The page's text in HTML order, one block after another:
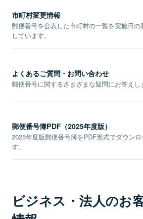
市町村変更情報
郵便番号を公表した市町村の一覧を実施日
しています。
よくあるご質問・お問い合わせ
郵便番号に関するさまざまな疑問にお答えし
郵便番号簿PDF（2025年度版）
2025年度版郵便番号簿をPDF形式でダウンロ
す。
ビジネス・法人のお